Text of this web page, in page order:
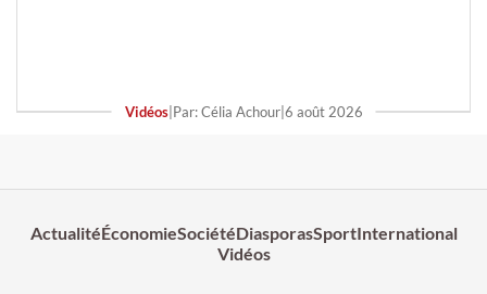
Vidéos| Par: Célia Achour| 6 août 2026
ActualitéÉconomieSociétéDiasporasSportInternational
Vidéos